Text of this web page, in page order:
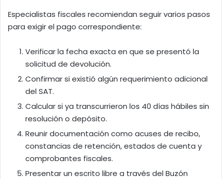
Especialistas fiscales recomiendan seguir varios pasos
para exigir el pago correspondiente:
Verificar la fecha exacta en que se presentó la
solicitud de devolución.
Confirmar si existió algún requerimiento adicional
del SAT.
Calcular si ya transcurrieron los 40 días hábiles sin
resolución o depósito.
Reunir documentación como acuses de recibo,
constancias de retención, estados de cuenta y
comprobantes fiscales.
Presentar un escrito libre a través del Buzón